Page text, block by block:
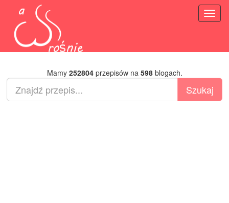
Mamy 252804przepisów na 598blogach.